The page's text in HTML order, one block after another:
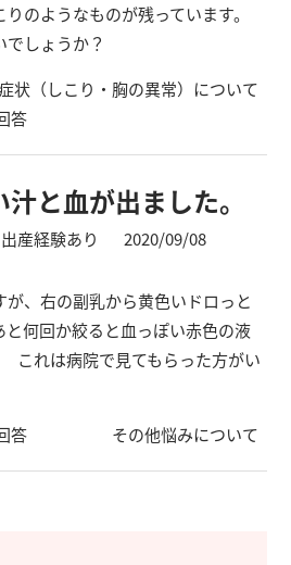
のようなものが残っています。
しょうか？
状（しこり・胸の異常）について
答
と血が出ました。
出産経験あり 2020/09/08
、右の副乳から黄色いドロっと
と何回か絞ると血っぽい赤色の液
これは病院で見てもらった方がい
その他悩みについて
答